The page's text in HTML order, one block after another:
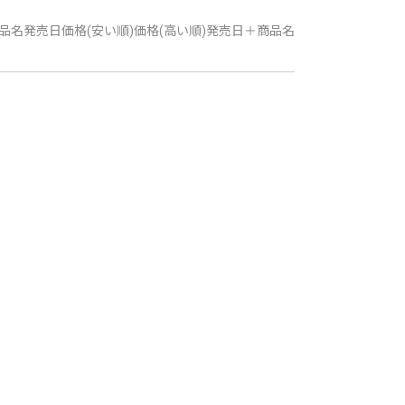
名発売日価格(安い順)価格(高い順)発売日＋商品名